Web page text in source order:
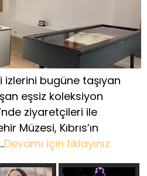
izlerini bugüne taşıyan
eşsiz koleksiyon
ziyaretçileri ile
Müzesi, Kıbrıs’ın
Devamı için tıklayınız